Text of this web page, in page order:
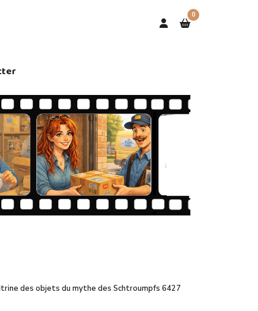
0
des objets du mythe des Schtroumpfs 6427